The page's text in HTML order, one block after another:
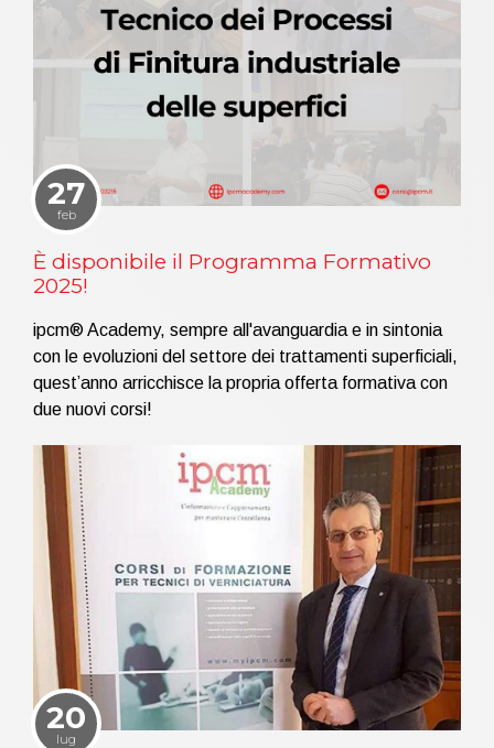
27
feb
È disponibile il Programma Formativo
2025!
ipcm® Academy, sempre all'avanguardia e in sintonia
con le evoluzioni del settore dei trattamenti superficiali,
quest’anno arricchisce la propria offerta formativa con
due nuovi corsi!
20
lug